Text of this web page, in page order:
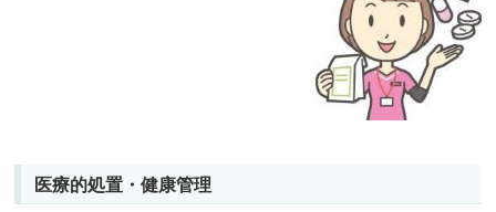
医療的処置・健康管理